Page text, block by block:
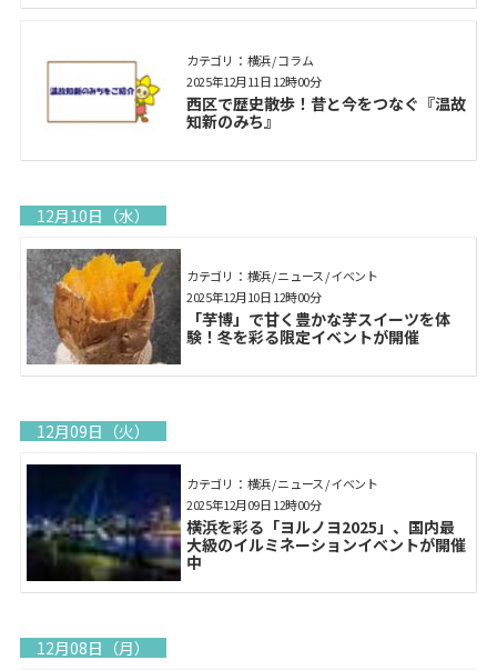
カテゴリ： 横浜 / コラム
西区で歴史散歩！昔と今をつなぐ『温故
知新のみち』
2025年12月11日 12時00分
12月10日（水）
カテゴリ： 横浜 / ニュース / イベント
「芋博」で甘く豊かな芋スイーツを体
験！冬を彩る限定イベントが開催
2025年12月10日 12時00分
12月09日（火）
カテゴリ： 横浜 / ニュース / イベント
横浜を彩る「ヨルノヨ2025」、国内最
大級のイルミネーションイベントが開催
中
2025年12月09日 12時00分
12月08日（月）